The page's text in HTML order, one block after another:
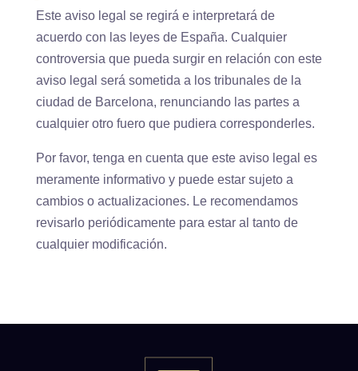
Este aviso legal se regirá e interpretará de
acuerdo con las leyes de España. Cualquier
controversia que pueda surgir en relación con este
aviso legal será sometida a los tribunales de la
ciudad de Barcelona, renunciando las partes a
cualquier otro fuero que pudiera corresponderles.
Por favor, tenga en cuenta que este aviso legal es
meramente informativo y puede estar sujeto a
cambios o actualizaciones. Le recomendamos
revisarlo periódicamente para estar al tanto de
cualquier modificación.